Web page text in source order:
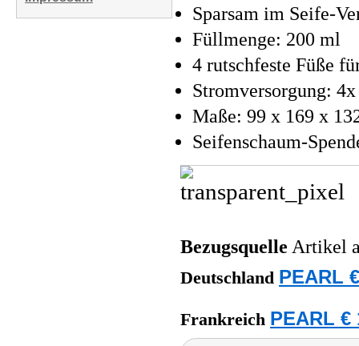
Sparsam im Seife-
Füllmenge: 200 ml
4 rutschfeste Füße
Stromversorgung:
Maße: 99 x 169 x
Seifenschaum-
Bezugsquelle Artikel
Deutschland PEARL
Frankreich PEARL €